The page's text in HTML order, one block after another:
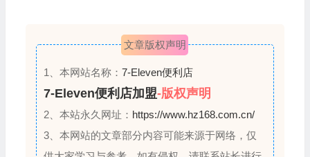
文章版权声明
1、本网站名称： 7-Eleven便利店
7-Eleven便利店加盟-版权声明
2、本站永久网址： https://www.hz168.com.cn/
3、本网站的文章部分内容可能来源于网络，仅